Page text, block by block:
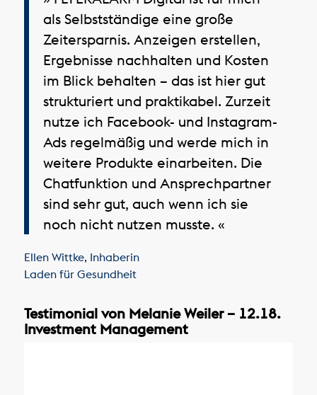
als Selbstständige eine große
Zeitersparnis. Anzeigen erstellen,
Ergebnisse nachhalten und Kosten
im Blick behalten – das ist hier gut
strukturiert und praktikabel. Zurzeit
nutze ich Facebook- und Instagram-
Ads regelmäßig und werde mich in
weitere Produkte einarbeiten. Die
Chatfunktion und Ansprechpartner
sind sehr gut, auch wenn ich sie
noch nicht nutzen musste. «
Ellen Wittke, Inhaberin
Laden für Gesundheit
Testimonial von Melanie Weiler – 12.18.
Investment Management